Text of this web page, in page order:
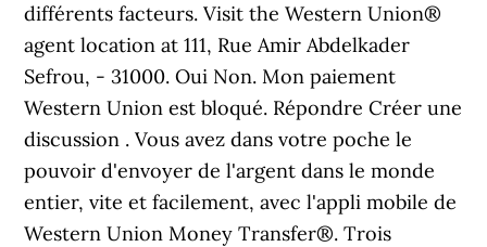
différents facteurs. Visit the Western Union®
agent location at 111, Rue Amir Abdelkader
Sefrou, - 31000. Oui Non. Mon paiement
Western Union est bloqué. Répondre Créer une
discussion . Vous avez dans votre poche le
pouvoir d'envoyer de l'argent dans le monde
entier, vite et facilement, avec l'appli mobile de
Western Union Money Transfer®. Trois